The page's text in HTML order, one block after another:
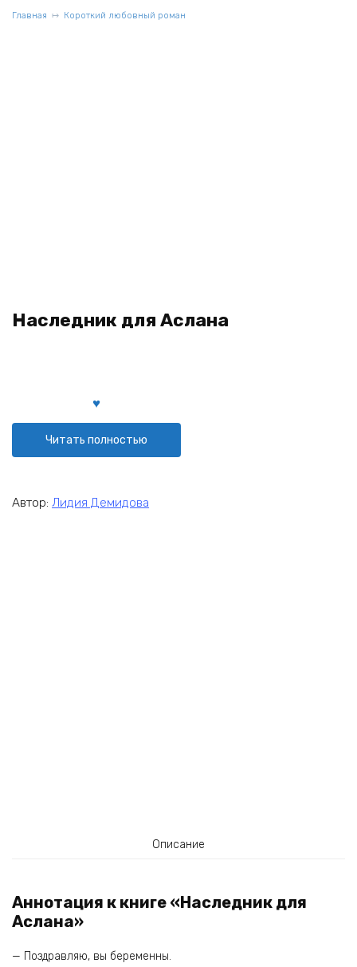
Главная Короткий любовный роман
Наследник для Аслана
Читать полностью
Автор: Лидия Демидова
Описание
Аннотация к книге «Наследник для
Аслана»
— Поздравляю, вы беременны.